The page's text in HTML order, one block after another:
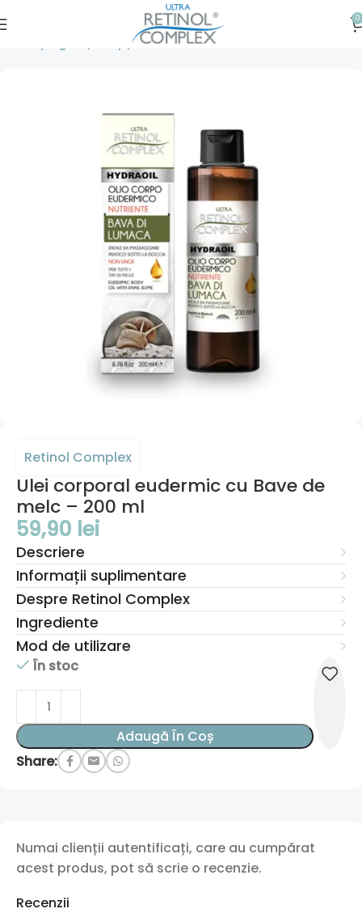
0
Uleiuri
Retinol Complex
Ulei corporal eudermic cu Bave de
melc – 200 ml
59,90 lei
Descriere
Informații suplimentare
Despre Retinol Complex
Ingrediente
Mod de utilizare
În stoc
Adaugă În Coș
Share:
Recenzii
Numai clienții autentificați, care au cumpărat
acest produs, pot să scrie o recenzie.